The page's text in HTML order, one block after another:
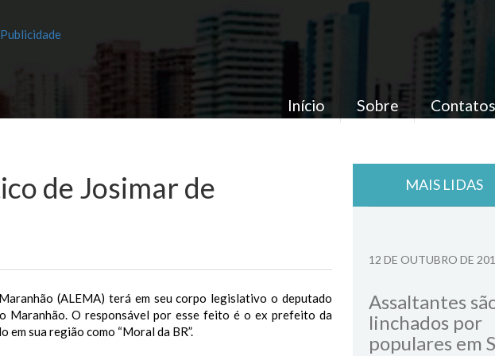
Início Sobre Contatos
de Josimar de
(ALEMA) terá em seu corpo legislativo o deputado
Maranhão. O responsável por esse feito é o ex prefeito da
em sua região como “Moral da BR”.
MAIS LIDAS
12 DE OUTUBRO DE
Assaltantes
linchados por
populares em